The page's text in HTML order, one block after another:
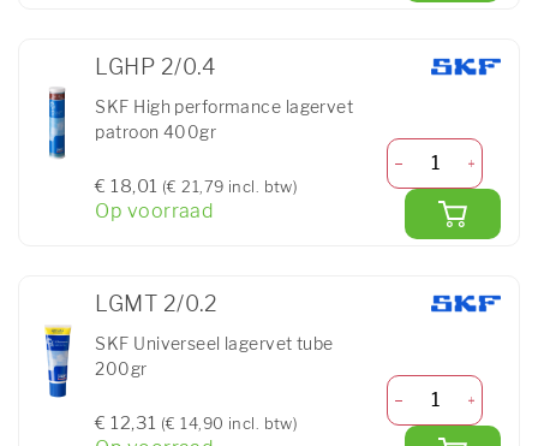
LGHP 2/0.4
SKF High performance lagervet
patroon 400gr
€ 18,01 (€ 21,79 incl. btw)
Op voorraad
LGMT 2/0.2
SKF Universeel lagervet tube
200gr
€ 12,31 (€ 14,90 incl. btw)